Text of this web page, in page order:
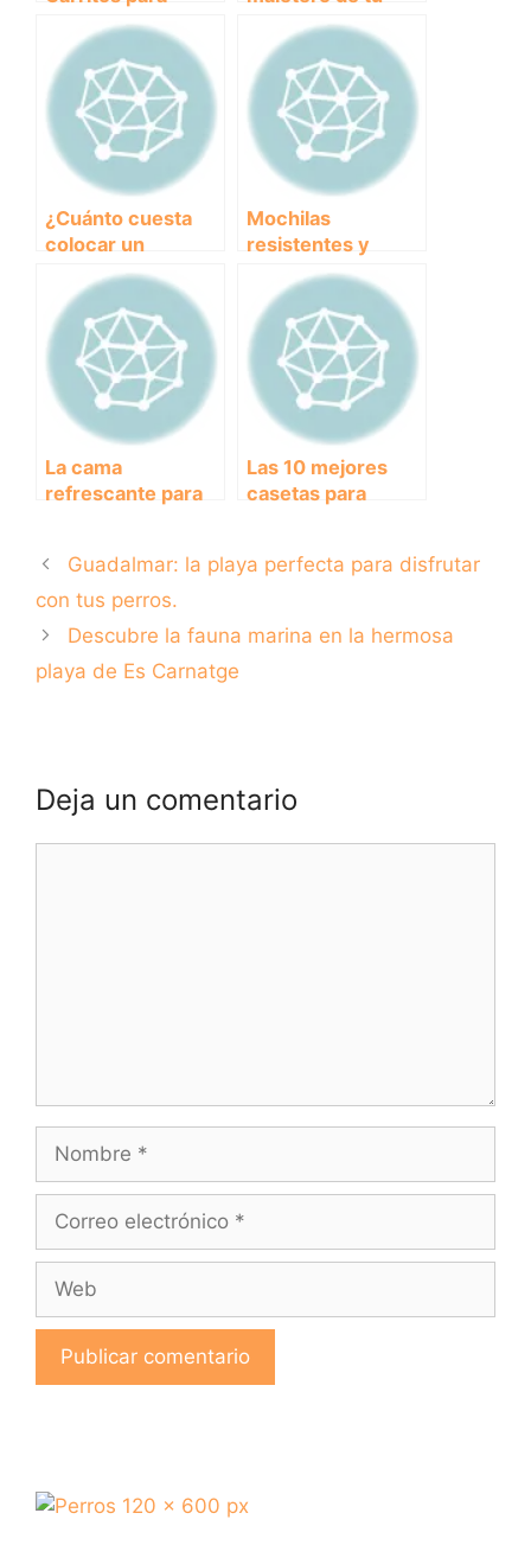
Perros Grandes:
Comodidad y
Seguridad en tus
Paseos
coche con estas
fundas para perros
¿Cuánto cuesta
colocar un
microchip en mi
perro? – Guía de
precios y
beneficios.
Mochilas
resistentes y
cómodas para
transportar a tu
perro grande en
tus aventuras al
aire libre
La cama
refrescante para
para el verano
Las 10 mejores
casetas para
Guadalmar: la playa perfecta para disfrutar
con tus perros.
Descubre la fauna marina en la hermosa
playa de Es Carnatge
Deja un comentario